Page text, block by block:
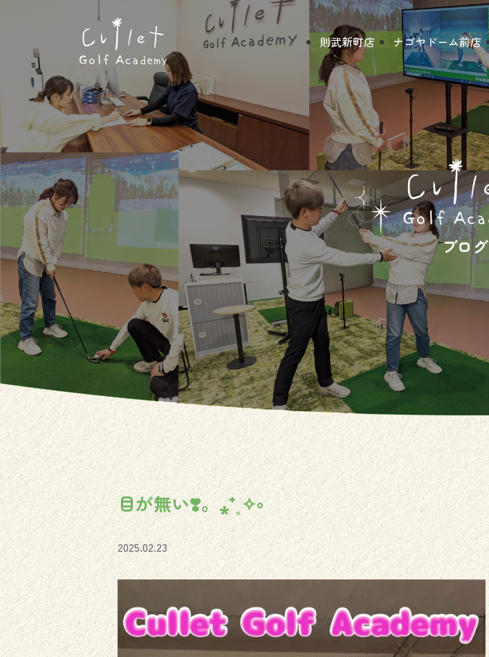
則武新町店 ナゴヤドーム前店
ブログ
目が無い❣️。⁎⁺˳✧༚
2025.02.23